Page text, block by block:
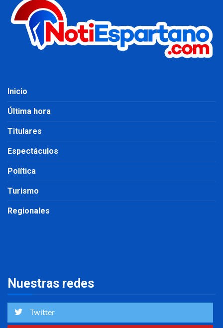
Inicio
Última hora
Titulares
Espectáculos
Política
Turismo
Regionales
Nuestras redes
Twitter